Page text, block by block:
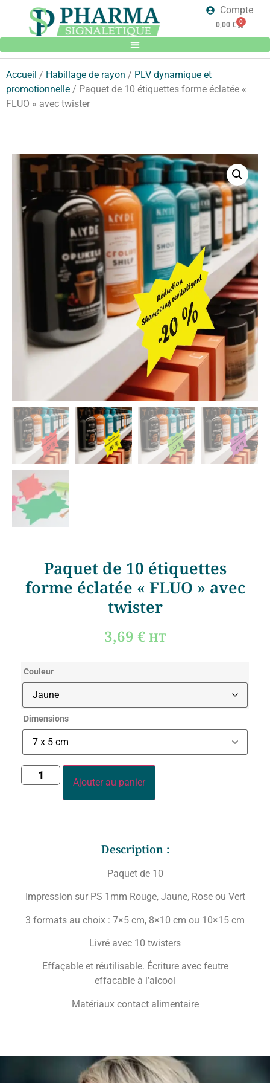
Compte
0,00 € 0
Accueil / Habillage de rayon / PLV dynamique et
promotionnelle / Paquet de 10 étiquettes forme éclatée «
FLUO » avec twister
Paquet de 10 étiquettes
forme éclatée « FLUO » avec
twister
3,69 € HT
Couleur
Dimensions
Ajouter au panier
Description :
Paquet de 10
Impression sur PS 1mm Rouge, Jaune, Rose ou Vert
3 formats au choix : 7×5 cm, 8×10 cm ou 10×15 cm
Livré avec 10 twisters
Effaçable et réutilisable. Écriture avec feutre
effacable à l’alcool
Matériaux contact alimentaire